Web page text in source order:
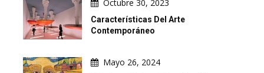
Octubre 30, 2023
Características Del Arte
Contemporáneo
Mayo 26, 2024